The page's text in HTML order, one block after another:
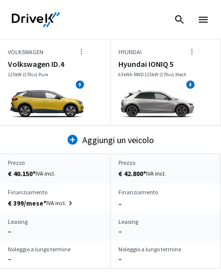
VOLKSWAGEN
Volkswagen ID.4
125kW (170cv) Pure
HYUNDAI
Hyundai IONIQ 5
63kWh RWD 125kW (170cv) Xtech
Aggiungi un veicolo
Prezzo
€ 40.150*IVA incl.
Prezzo
€ 42.800*IVA incl.
Finanziamento
€ 399/mese*IVA incl.
Finanziamento
–
Leasing
–
Leasing
–
Noleggio a lungo termine
–
Noleggio a lungo termine
–